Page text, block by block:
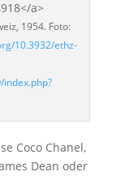
1954. Foto:
10.3932/ethz-
Coco Chanel,
Dean oder